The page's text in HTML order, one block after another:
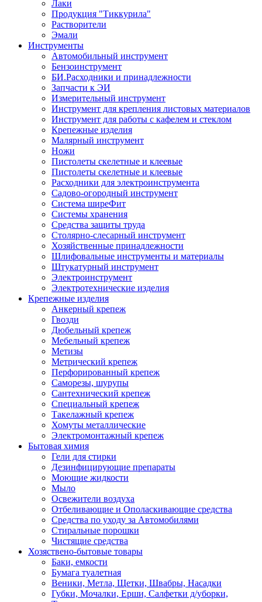
Лаки
Продукция "Тиккурила"
Растворители
Эмали
Инструменты
Автомобильный инструмент
Бензоинструмент
БИ.Расходники и принадлежности
Запчасти к ЭИ
Измерительный инструмент
Инструмент для крепления листовых материалов
Инструмент для работы с кафелем и стеклом
Крепежные изделия
Малярный инструмент
Ножи
Пистолеты скелетные и клеевые
Пистолеты скелетные и клеевые
Расходники для электроинструмента
Садово-огородный инструмент
Система ширеФит
Системы хранения
Средства защиты труда
Столярно-слесарный инструмент
Хозяйственные принадлежности
Шлифовальные инструменты и материалы
Штукатурный инструмент
Электроинструмент
Электротехнические изделия
Крепежные изделия
Анкерный крепеж
Гвозди
Дюбельный крепеж
Мебельный крепеж
Метизы
Метрический крепеж
Перфорированный крепеж
Саморезы, шурупы
Сантехнический крепеж
Специальный крепеж
Такелажный крепеж
Хомуты металлические
Электромонтажный крепеж
Бытовая химия
Гели для стирки
Дезинфицирующие препараты
Моющие жидкости
Мыло
Освежители воздуха
Отбеливающие и Ополаскивающие средства
Средства по уходу за Автомобилями
Стиральные порошки
Чистящие средства
Хозяствено-бытовые товары
Баки, емкости
Бумага туалетная
Веники, Метла, Щетки, Швабры, Насадки
Губки, Мочалки, Ерши, Салфетки д/уборки,